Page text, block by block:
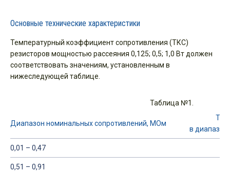
Основные технические характеристики
Температурный коэффициент сопротивления (ТКС)
резисторов мощностью рассеяния 0,125; 0,5; 1,0 Вт должен
соответствовать значениям, установленным в
нижеследующей таблице.
Таблица №1.
Диапазон номинальных сопротивлений, МОм
ТКС
в
0,01 – 0,47
0,51 – 0,91